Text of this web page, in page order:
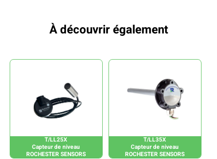
À découvrir également
T/LL25X
Capteur de niveau
ROCHESTER SENSORS
T/LL35X
Capteur de niveau
ROCHESTER SENSORS